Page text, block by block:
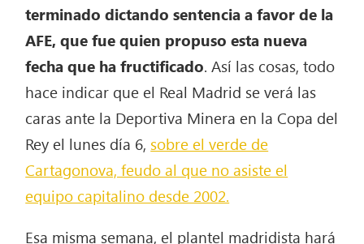
terminado dictando sentencia a favor de la
AFE, que fue quien propuso esta nueva
fecha que ha fructificado. Así las cosas, todo
hace indicar que el Real Madrid se verá las
caras ante la Deportiva Minera en la Copa del
Rey el lunes día 6, sobre el verde de
Cartagonova, feudo al que no asiste el
equipo capitalino desde 2002.
Esa misma semana, el plantel madridista hará